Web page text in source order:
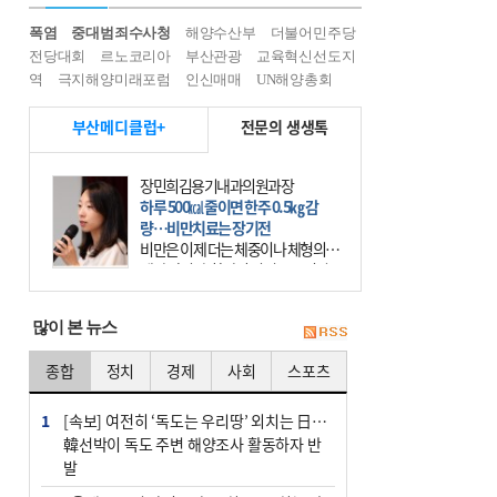
폭염 중대범죄수사청 해양수산부
더불어민주당
전당대회
르노코리아 부산관광
교육혁신선도지
역
극지해양미래포럼 인신매매 UN해양총회
부산메디클럽+ 전문의 생생톡
장민희김용기내과의원과장
하루 500㎉ 줄이면 한주 0.5㎏ 감
량…비만치료는 장기전
비만은 이제 더는 체중이나 체형의 문
제가 아니다. 하나의 질병으로 인지
하고 치료와 관리를 해야 한다. 세계
많이 본 뉴스
종합 정치 경제 사회 스포츠
1
[속보] 여전히 ‘독도는 우리땅’ 외치는 日…
韓선박이 독도 주변 해양조사 활동하자 반
발